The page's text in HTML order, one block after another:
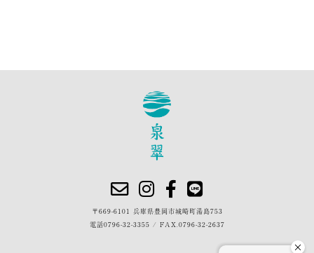
〒669-6101 兵庫県豊岡市城崎町湯島753
電話0796-32-3355 / FAX.0796-32-2637